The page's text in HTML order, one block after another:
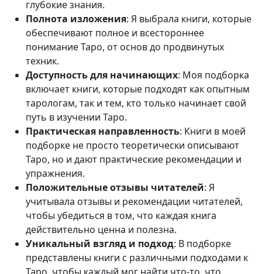
глубокие знания.
Полнота изложения: Я выбрала книги, которые
обеспечивают полное и всестороннее
понимание Таро, от основ до продвинутых
техник.
Доступность для начинающих: Моя подборка
включает книги, которые подходят как опытным
тарологам, так и тем, кто только начинает свой
путь в изучении Таро.
Практическая направленность: Книги в моей
подборке не просто теоретически описывают
Таро, но и дают практические рекомендации и
упражнения.
Положительные отзывы читателей: Я
учитывала отзывы и рекомендации читателей,
чтобы убедиться в том, что каждая книга
действительно ценна и полезна.
Уникальный взгляд и подход: В подборке
представлены книги с различными подходами к